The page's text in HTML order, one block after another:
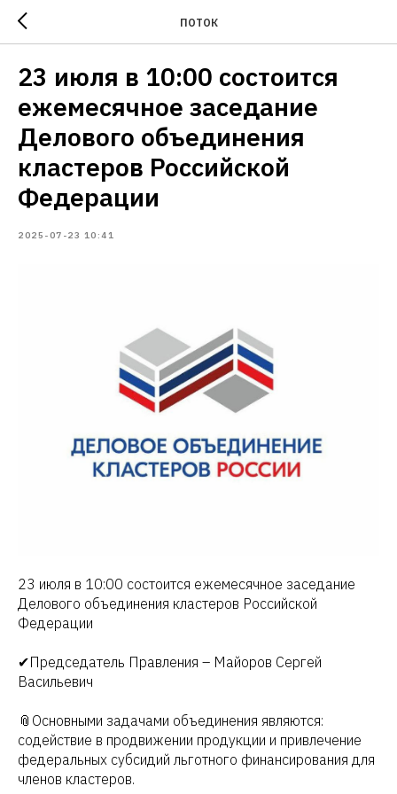
ПОТОК
23 июля в 10:00 состоится
ежемесячное заседание
Делового объединения
кластеров Российской
Федерации
2025-07-23 10:41
23 июля в 10:00 состоится ежемесячное заседание
Делового объединения кластеров Российской
Федерации
✔Председатель Правления – Майоров Сергей
Васильевич
📎Основными задачами объединения являются:
содействие в продвижении продукции и привлечение
федеральных субсидий льготного финансирования для
членов кластеров.